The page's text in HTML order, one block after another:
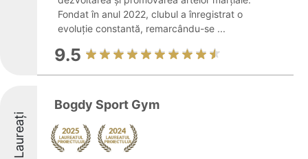
Fondat în anul 2022, clubul a înregistrat o
evoluție constantă, remarcându-se ...
9.5
Laureați
Bogdy Sport Gym